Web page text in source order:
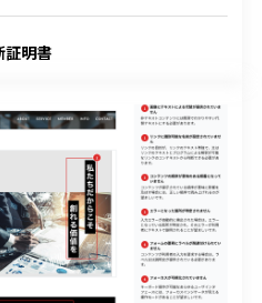
証明書